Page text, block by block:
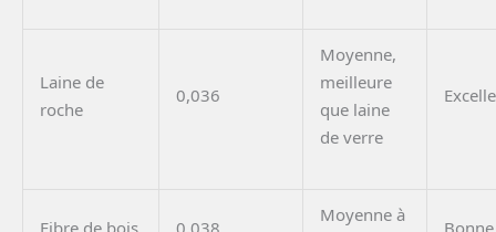
Laine de
roche
0,036
Moyenne,
meilleure
que laine
de verre
Moyenne à